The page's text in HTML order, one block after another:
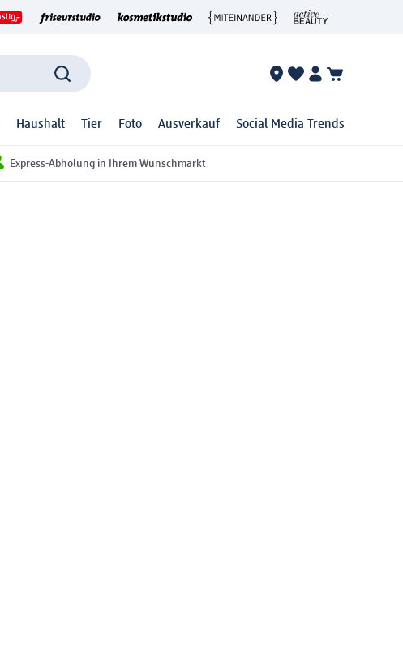
Haushalt Tier Foto Ausverkauf Social Media Trends
Express-Abholung in Ihrem Wunschmarkt